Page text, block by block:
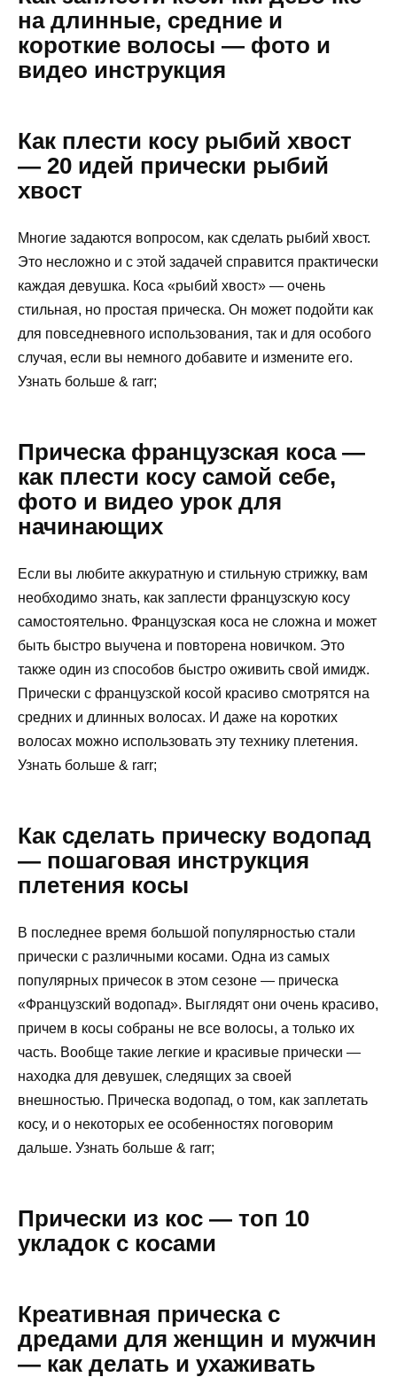
на длинные, средние и
короткие волосы — фото и
видео инструкция
Как плести косу рыбий хвост
— 20 идей прически рыбий
хвост
Многие задаются вопросом, как сделать рыбий хвост.
Это несложно и с этой задачей справится практически
каждая девушка. Коса «рыбий хвост» — очень
стильная, но простая прическа. Он может подойти как
для повседневного использования, так и для особого
случая, если вы немного добавите и измените его.
Узнать больше & rarr;
Прическа французская коса —
как плести косу самой себе,
фото и видео урок для
начинающих
Если вы любите аккуратную и стильную стрижку, вам
необходимо знать, как заплести французскую косу
самостоятельно. Французская коса не сложна и может
быть быстро выучена и повторена новичком. Это
также один из способов быстро оживить свой имидж.
Прически с французской косой красиво смотрятся на
средних и длинных волосах. И даже на коротких
волосах можно использовать эту технику плетения.
Узнать больше & rarr;
Как сделать прическу водопад
— пошаговая инструкция
плетения косы
В последнее время большой популярностью стали
прически с различными косами. Одна из самых
популярных причесок в этом сезоне — прическа
«Французский водопад». Выглядят они очень красиво,
причем в косы собраны не все волосы, а только их
часть. Вообще такие легкие и красивые прически —
находка для девушек, следящих за своей
внешностью. Прическа водопад, о том, как заплетать
косу, и о некоторых ее особенностях поговорим
дальше. Узнать больше & rarr;
Прически из кос — топ 10
укладок с косами
Креативная прическа с
дредами для женщин и мужчин
— как делать и ухаживать